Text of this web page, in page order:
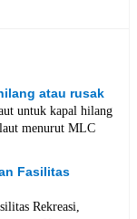
atau rusak
untuk kapal hilang
menurut MLC
Fasilitas
Rekreasi,